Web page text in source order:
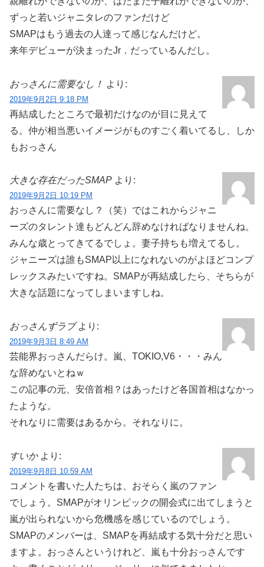
ずっと若いジャニタレのファンだけど
SMAPはもう過去の人達って感じなんだけど。
来年デビューが決まったJr．だっているんだし。
おっさんに需要なし！ より:
2019年9月2日 9:18 PM
再結成したところで最初だけなのが目に見えて
る。仲が相当悪いイメージがものすごく着いてるし、しか
もおっさん
大きな存在だったSMAP より:
2019年9月2日 10:19 PM
おっさんに需要なし？（笑）ではこれからジャニ
ーズのタレント達もどんどん辞めなければなりませんね。
みんな歳とってきてるでしょ。妻子持ちも増えてるし。
ジャニーズは誰もSMAP以上になれないのがよほどコンプ
レックスみたいですね。SMAPが再結成したら、そちらが
大きな話題になってしまいますしね。
おっさんずラブ より:
2019年9月3日 8:49 AM
芸能界おっさんだらけ。嵐、TOKIO,V6・・・みん
な辞めないとねｗ
この記事の元、安倍首相？はあったけど各国首相はなかっ
たような。
それなりに需要はあるから。それなりに。
すいか より:
2019年9月8日 10:59 AM
コメントを書いた人たちは、おそらく嵐のファン
でしょう。SMAPがオリンピックの開会式に出てしまうと
嵐が出られないから危機感を感じているのでしょう。
SMAPのメンバーは、SMAPを再結成する気十分だと思い
ますよ。おっさんというけれど、嵐も十分おっさんです